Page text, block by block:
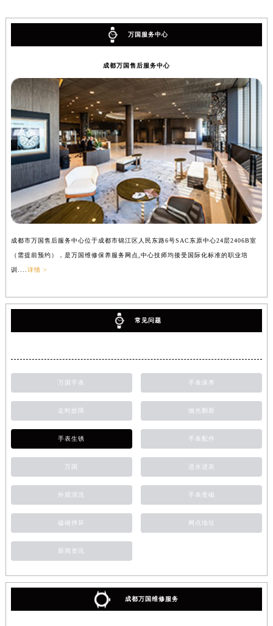
万国服务中心
成都万国售后服务中心
成都市万国售后服务中心位于成都市锦江区人民东路6号SAC东原中心24层2406B室
（需提前预约），是万国维修保养服务网点,中心技师均接受国际化标准的职业培
训.... 详情 >
常见问题
万国手表 手表保养
走时故障 抛光翻新
手表生锈 手表配件
万国 进水进灰
外观清洗 手表受磁
磕碰摔坏 网点地址
新闻资讯
成都万国维修服务